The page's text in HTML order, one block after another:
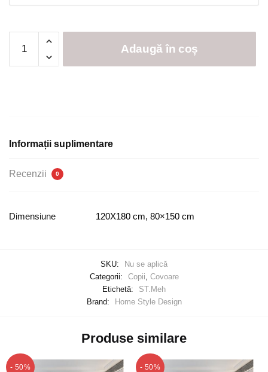
Covor
Camera
M
Adaugă în coș
Informații suplimentare
Recenzii 0
Dimensiune 120X180 cm, 80×150 cm
SKU:
Nu se aplică
Categorii:
Copii Covoare
Etichetă:
ST.Meh
Brand:
Home Style Design
Produse similare
- 50% - 50%